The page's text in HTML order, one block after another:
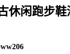
休闲跑步